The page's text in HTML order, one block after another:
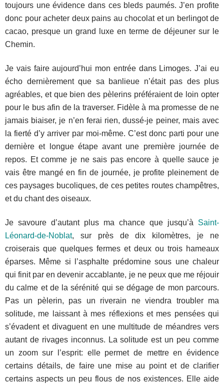
toujours une évidence dans ces bleds paumés. J’en profite
donc pour acheter deux pains au chocolat et un berlingot de
cacao, presque un grand luxe en terme de déjeuner sur le
Chemin.
Je vais faire aujourd’hui mon entrée dans Limoges. J’ai eu
écho dernièrement que sa banlieue n’était pas des plus
agréables, et que bien des pèlerins préféraient de loin opter
pour le bus afin de la traverser. Fidèle à ma promesse de ne
jamais biaiser, je n’en ferai rien, dussé-je peiner, mais avec
la fierté d’y arriver par moi-même. C’est donc parti pour une
dernière et longue étape avant une première journée de
repos. Et comme je ne sais pas encore à quelle sauce je
vais être mangé en fin de journée, je profite pleinement de
ces paysages bucoliques, de ces petites routes champêtres,
et du chant des oiseaux.
Je savoure d’autant plus ma chance que jusqu’à Saint-
Léonard-de-Noblat, sur près de dix kilomètres, je ne
croiserais que quelques fermes et deux ou trois hameaux
éparses. Même si l’asphalte prédomine sous une chaleur
qui finit par en devenir accablante, je ne peux que me réjouir
du calme et de la sérénité qui se dégage de mon parcours.
Pas un pèlerin, pas un riverain ne viendra troubler ma
solitude, me laissant à mes réflexions et mes pensées qui
s’évadent et divaguent en une multitude de méandres vers
autant de rivages inconnus. La solitude est un peu comme
un zoom sur l’esprit: elle permet de mettre en évidence
certains détails, de faire une mise au point et de clarifier
certains aspects un peu flous de nos existences. Elle aide